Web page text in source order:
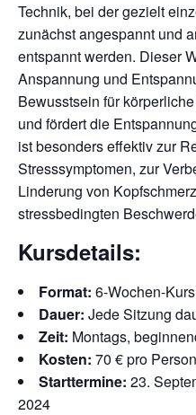
Technik, bei der gezielt
zunächst angespannt und
entspannt werden. Dieser
Anspannung und
Bewusstsein für
und fördert die
ist besonders effektiv zur
Stresssymptomen, zur
Linderung von
stressbedingten
Kursdetails:
Format: 6-Wochen-
Dauer: Jede Sitzung
Zeit: Montags,
Kosten: 70 € pro Person
Starttermine: 23.
2024